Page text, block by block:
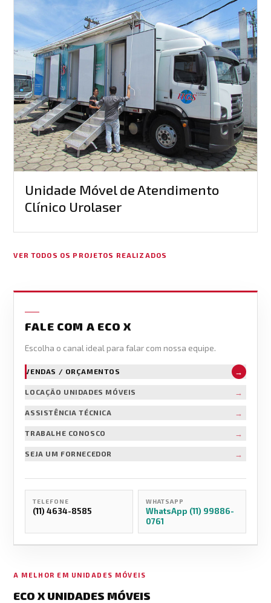
Unidade Móvel de Atendimento
Clínico Urolaser
VER TODOS OS PROJETOS REALIZADOS
FALE COM A ECO X
Escolha o canal ideal para falar com nossa equipe.
VENDAS / ORÇAMENTOS →
LOCAÇÃO UNIDADES MÓVEIS →
ASSISTÊNCIA TÉCNICA →
TRABALHE CONOSCO →
SEJA UM FORNECEDOR →
TELEFONE
(11) 4634-8585
WHATSAPP
WhatsApp (11) 99886-
0761
A MELHOR EM UNIDADES MÓVEIS
ECO X UNIDADES MÓVEIS